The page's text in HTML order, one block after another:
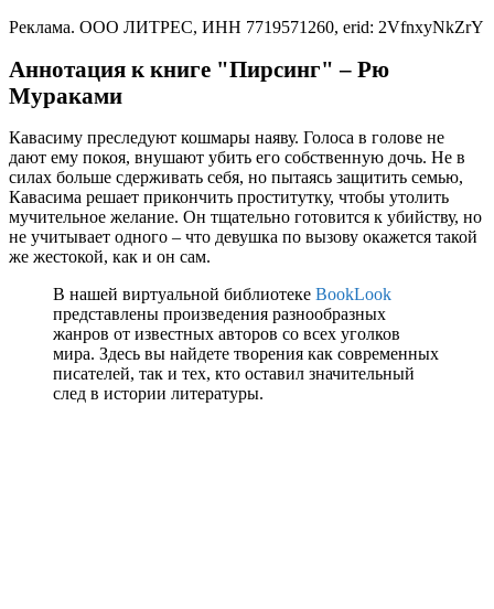
Реклама. ООО ЛИТРЕС, ИНН 7719571260, erid: 2VfnxyNkZrY
Аннотация к книге "Пирсинг" – Рю
Мураками
Кавасиму преследуют кошмары наяву. Голоса в голове не
дают ему покоя, внушают убить его собственную дочь. Не в
силах больше сдерживать себя, но пытаясь защитить семью,
Кавасима решает прикончить проститутку, чтобы утолить
мучительное желание. Он тщательно готовится к убийству, но
не учитывает одного – что девушка по вызову окажется такой
же жестокой, как и он сам.
В нашей виртуальной библиотеке BookLook
представлены произведения разнообразных
жанров от известных авторов со всех уголков
мира. Здесь вы найдете творения как современных
писателей, так и тех, кто оставил значительный
след в истории литературы.